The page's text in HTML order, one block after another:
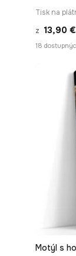
Tisk na
z 13,90 €
18
Motýl s